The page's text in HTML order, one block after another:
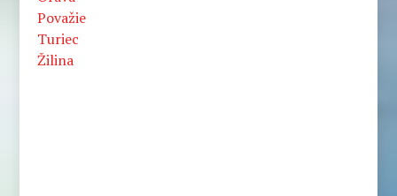
Považie
Turiec
Žilina